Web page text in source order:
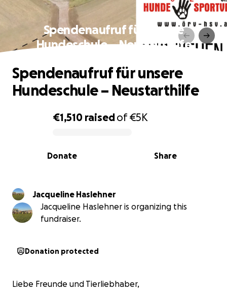
Spendenaufruf für unsere
Hundeschule – Neustarthilfe
0% complete
€1,510 raisedof€5K
Share
Donate
Spendenaufruf für unsere
Hundeschule – Neustarthilfe
Jacqueline Haslehner
Jacqueline Haslehner is organizing this
fundraiser.
Donation protected
Liebe Freunde und Tierliebhaber,